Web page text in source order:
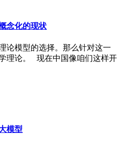
念化的现状
论模型的选择。那么针对这一
理论。 现在中国像咱们这样开
模型